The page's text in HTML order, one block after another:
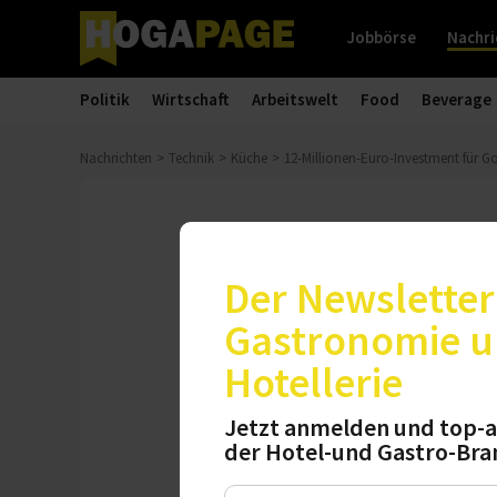
Jobbörse
Politik Wirtschaft Arbeitswelt Food Beverage
Nachrichten Technik Küche 12-Millionen-Euro-Investment für
12-
12 Millionen Euro
Assistants erhält
Lead-Investor
Mittwoch, 25.10.2023, 10:27
Der
Gastronomie
Hotellerie
Jetzt anmelden und top-
der Hotel-und Gastro-